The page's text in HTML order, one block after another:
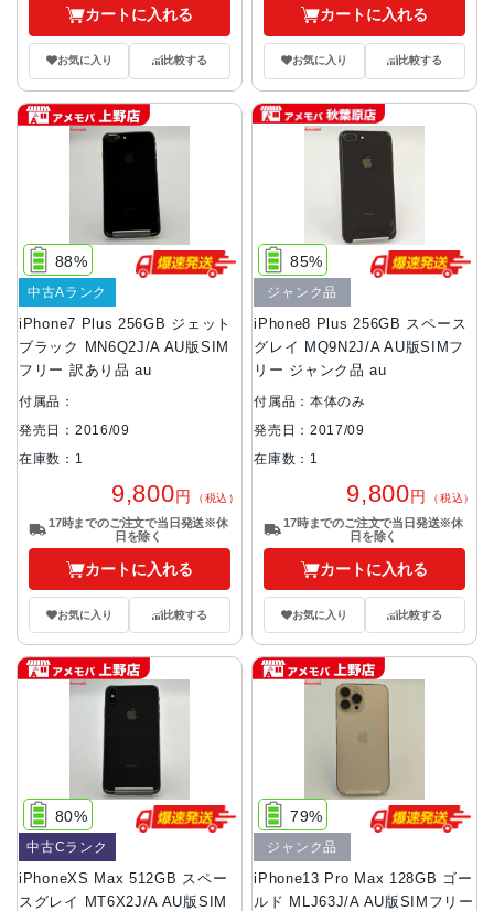
カートに入れる
お気に入り 比較する
カートに入れる
お気に入り 比較する
iPhone7 Plus 256GB ジェット
ブラック MN6Q2J/A AU版SIM
フリー 訳あり品 au
88%
中古Aランク
付属品：
発売日：2016/09
在庫数：1
9,800円 （税込）
17時までのご注文で当日発送※休
日を除く
カートに入れる
お気に入り 比較する
iPhone8 Plus 256GB スペース
グレイ MQ9N2J/A AU版SIMフ
リー ジャンク品 au
85%
ジャンク品
付属品：本体のみ
発売日：2017/09
在庫数：1
9,800円 （税込）
17時までのご注文で当日発送※休
日を除く
カートに入れる
お気に入り 比較する
iPhoneXS Max 512GB スペー
スグレイ MT6X2J/A AU版SIM
80%
中古Cランク
iPhone13 Pro Max 128GB ゴー
ルド MLJ63J/A AU版SIMフリー
79%
ジャンク品